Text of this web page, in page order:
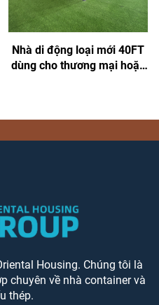
Nhà di động loại mới 40FT
dùng cho thương mại hoặc
Housing. Chúng tôi là
chuyên về nhà container và
thép.